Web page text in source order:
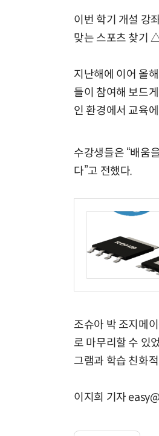
이번 학기 개설 강
맞는 스포츠 찾기
지난해에 이어 올
들이 참여해 보드
인 환경에서 교육
수강생들은 “배움
다”고 전했다.
조슈아 박 조지메
로 마무리할 수 있
그램과 학습 친화
이지희 기자